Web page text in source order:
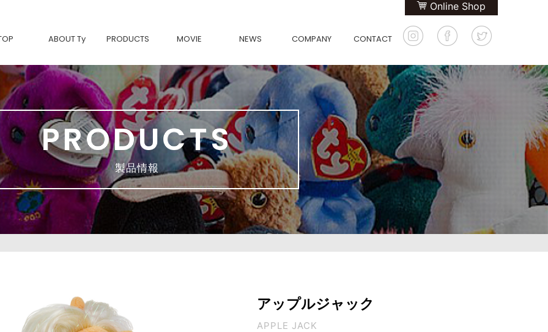
Online Shop
ABOUT Ty
Tyについて
Ty製品の魅力
PRODUCTS
BEANIE BABIES-復刻-
Beanie Bouncers
BEANIE BOOS
BEANIE BELLIES
BEANIE BABIES
SQUISH A BOOS
BEANIE BALLS
TEENy Tys
MINI BOOS
Ty FASHION
movies & TV
Classic
MOVIE NEWS COMPANY CONTACT
PRODUCTS
製品情報
アップルジャック
APPLE JACK